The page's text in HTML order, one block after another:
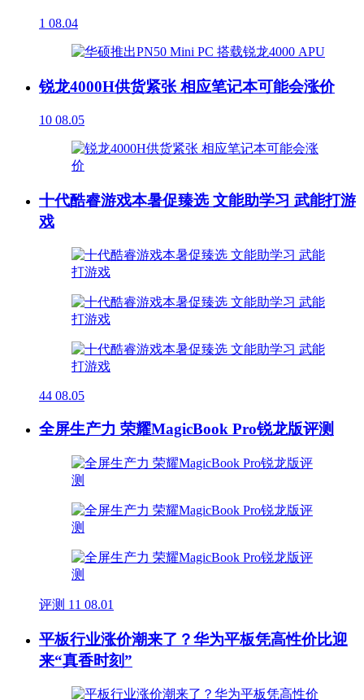
1 08.04
锐龙4000H供货紧张 相应笔记本可能会涨价
10 08.05
十代酷睿游戏本暑促臻选 文能助学习 武能打游
戏
44 08.05
全屏生产力 荣耀MagicBook Pro锐龙版评测
评测 11 08.01
平板行业涨价潮来了？华为平板凭高性价比迎
来“真香时刻”